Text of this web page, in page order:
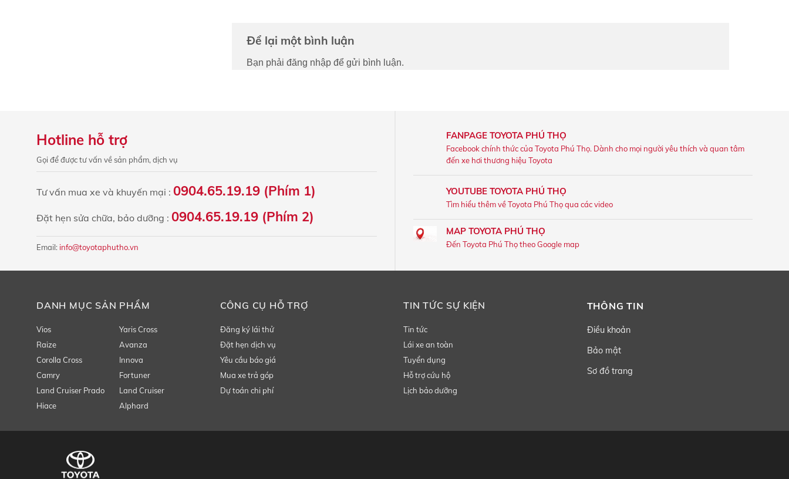
Để lại một bình luận
Bạn phải đăng nhậpđể gửi bình luận.
Hotline hỗ trợ
Gọi để được tư vấn về sản phẩm, dịch vụ
Tư vấn mua xe và khuyến mại : 0904.65.19.19 (Phím 1)
Đặt hẹn sửa chữa, bảo dưỡng : 0904.65.19.19 (Phím 2)
Email: info@toyotaphutho.vn
FANPAGE TOYOTA PHÚ THỌ
Facebook chính thức của Toyota Phú Thọ. Dành cho mọi người yêu thích và quan tâm
đến xe hơi thương hiệu Toyota
YOUTUBE TOYOTA PHÚ THỌ
Tìm hiểu thêm về Toyota Phú Thọ qua các video
MAP TOYOTA PHÚ THỌ
Đến Toyota Phú Thọ theo Google map
DANH MỤC SẢN PHẨM
Vios
Yaris Cross
Raize
Avanza
Corolla Cross
Innova
Camry
Fortuner
Land Cruiser Prado
Land Cruiser
Hiace
Alphard
CÔNG CỤ HỖ TRỢ
Đăng ký lái thử
Đặt hẹn dịch vụ
Yêu cầu báo giá
Mua xe trả góp
Dự toán chi phí
TIN TỨC SỰ KIỆN
Tin tức
Lái xe an toàn
Tuyển dụng
Hỗ trợ cứu hộ
Lịch bảo dưỡng
THÔNG TIN
Điều khoản
Bảo mật
Sơ đồ trang